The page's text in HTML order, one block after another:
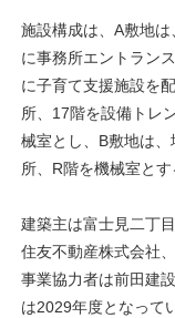
施設構成は、A敷地
に事務所エントラン
に子育て支援施設を
所、17階を設備トレ
械室とし、B敷地は
所、R階を機械室とす
建築主は富士見二丁
住友不動産株式会社
事業協力者は前田建
は2029年度となって